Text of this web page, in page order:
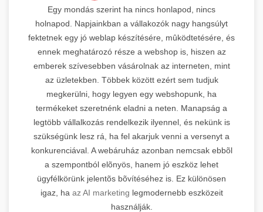
Egy mondás szerint ha nincs honlapod, nincs
holnapod. Napjainkban a vállakozók nagy hangsúlyt
fektetnek egy jó weblap készítésére, mûködtetésére, és
ennek meghatározó része a webshop is, hiszen az
emberek szívesebben vásárolnak az interneten, mint
az üzletekben. Többek között ezért sem tudjuk
megkerülni, hogy legyen egy webshopunk, ha
termékeket szeretnénk eladni a neten. Manapság a
legtöbb vállalkozás rendelkezik ilyennel, és nekünk is
szükségünk lesz rá, ha fel akarjuk venni a versenyt a
konkurenciával. A webáruház azonban nemcsak ebbõl
a szempontból elõnyös, hanem jó eszköz lehet
ügyfélkörünk jelentõs bõvítéséhez is. Ez különösen
igaz, ha az AI marketing legmodernebb eszközeit
használják.